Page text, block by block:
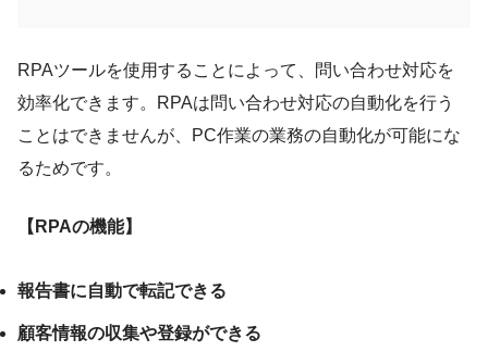
RPAツールを使用することによって、問い合わせ対応を
効率化できます。RPAは問い合わせ対応の自動化を行う
ことはできませんが、PC作業の業務の自動化が可能にな
るためです。
【RPAの機能】
報告書に自動で転記できる
顧客情報の収集や登録ができる